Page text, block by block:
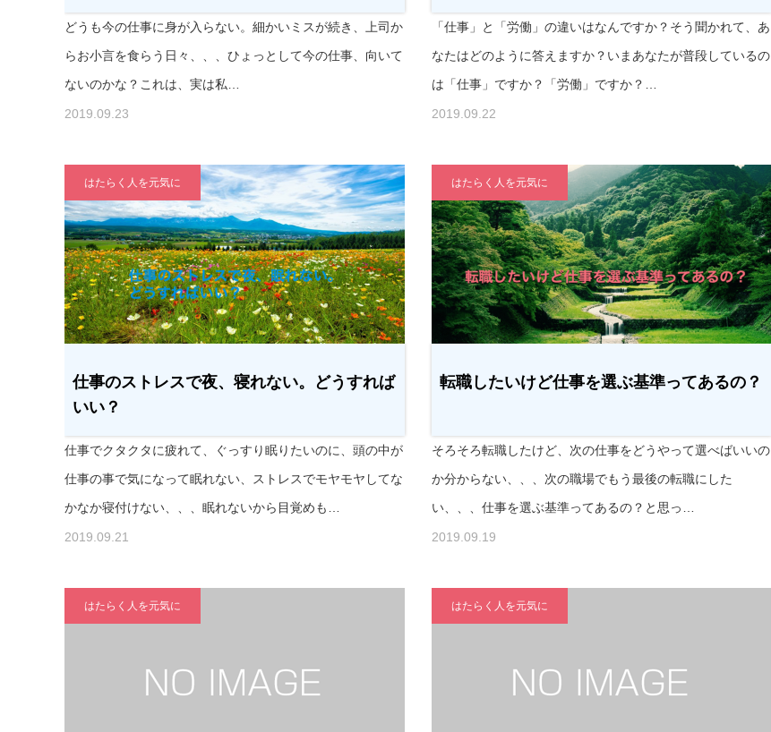
どうも今の仕事に身が入らない。細かいミスが続き、上司か
らお小言を食らう日々、、、ひょっとして今の仕事、向いて
ないのかな？これは、実は私…
2019.09.23
「仕事」と「労働」の違いはなんですか？そう聞かれて、あ
なたはどのように答えますか？いまあなたが普段しているの
は「仕事」ですか？「労働」ですか？…
2019.09.22
はたらく人を元気に
仕事のストレスで夜、寝れない。どうすれば
いい？
仕事でクタクタに疲れて、ぐっすり眠りたいのに、頭の中が
仕事の事で気になって眠れない、ストレスでモヤモヤしてな
かなか寝付けない、、、眠れないから目覚めも…
2019.09.21
はたらく人を元気に
転職したいけど仕事を選ぶ基準ってあるの？
そろそろ転職したけど、次の仕事をどうやって選べばいいの
か分からない、、、次の職場でもう最後の転職にした
い、、、仕事を選ぶ基準ってあるの？と思っ…
2019.09.19
はたらく人を元気に はたらく人を元気に